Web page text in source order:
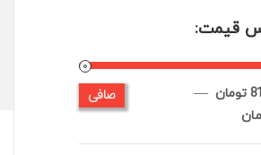
قیمت:
صافی —